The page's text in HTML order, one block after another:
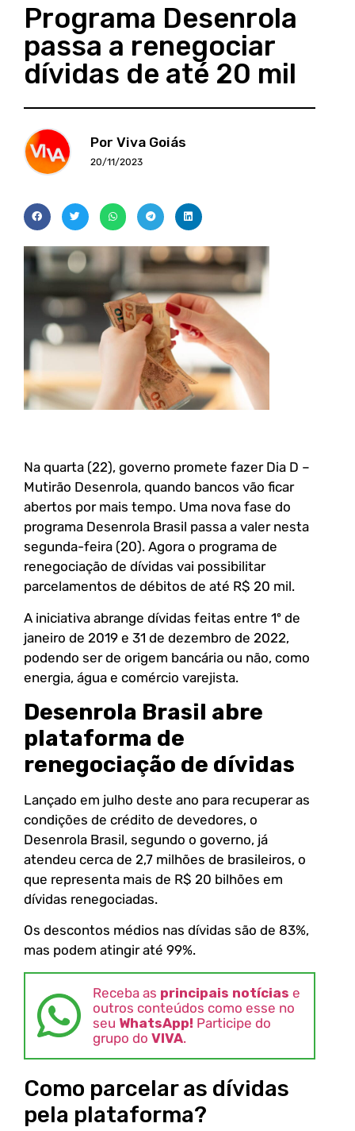
Programa Desenrola
passa a renegociar
dívidas de até 20 mil
Por Viva Goiás
20/11/2023
Na quarta (22), governo promete fazer Dia D –
Mutirão Desenrola, quando bancos vão ficar
abertos por mais tempo. Uma nova fase do
programa Desenrola Brasil passa a valer nesta
segunda-feira (20). Agora o programa de
renegociação de dívidas vai possibilitar
parcelamentos de débitos de até R$ 20 mil.
A iniciativa abrange dívidas feitas entre 1º de
janeiro de 2019 e 31 de dezembro de 2022,
podendo ser de origem bancária ou não, como
energia, água e comércio varejista.
Desenrola Brasil abre
plataforma de
renegociação de dívidas
Lançado em julho deste ano para recuperar as
condições de crédito de devedores, o
Desenrola Brasil, segundo o governo, já
atendeu cerca de 2,7 milhões de brasileiros, o
que representa mais de R$ 20 bilhões em
dívidas renegociadas.
Os descontos médios nas dívidas são de 83%,
mas podem atingir até 99%.
Receba as principais notícias e
outros conteúdos como esse no
seu WhatsApp! Participe do
grupo do VIVA.
Como parcelar as dívidas
pela plataforma?